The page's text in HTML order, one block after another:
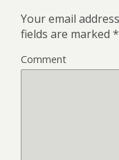
Your email
fields are marked *
Comment